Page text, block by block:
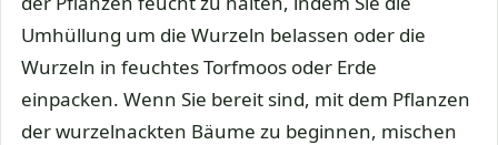
Umhüllung um die Wurzeln belassen oder die
Wurzeln in feuchtes Torfmoos oder Erde
einpacken. Wenn Sie bereit sind, mit dem Pflanzen
der wurzelnackten Bäume zu beginnen, mischen